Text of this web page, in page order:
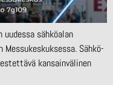
uudessa sähköalan
Sähkö-
kansainvälinen